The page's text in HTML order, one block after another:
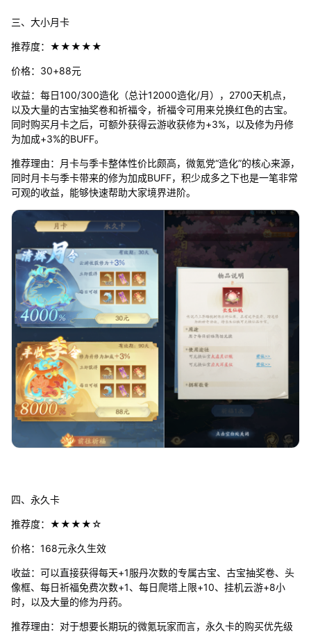
三、大小月卡
推荐度：★★★★★
价格：30+88元
收益：每日100/300造化（总计12000造化/月），2700天机点，
以及大量的古宝抽奖卷和祈福令，祈福令可用来兑换红色的古宝。
同时购买月卡之后，可额外获得云游收获修为+3%，以及修为丹修
为加成+3%的BUFF。
推荐理由：月卡与季卡整体性价比颇高，微氪党“造化”的核心来源，
同时月卡与季卡带来的修为加成BUFF，积少成多之下也是一笔非常
可观的收益，能够快速帮助大家境界进阶。
四、永久卡
推荐度：★★★★☆
价格：168元永久生效
收益：可以直接获得每天+1服丹次数的专属古宝、古宝抽奖卷、头
像框、每日祈福免费次数+1、每日爬塔上限+10、挂机云游+8小
时，以及大量的修为丹药。
推荐理由：对于想要长期玩的微氪玩家而言，永久卡的购买优先级